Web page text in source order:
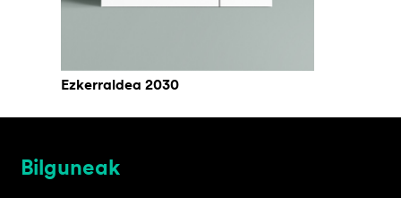
Ezkerraldea 2030
Bilguneak